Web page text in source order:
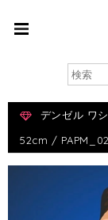
デンゼル ワ
52cm /